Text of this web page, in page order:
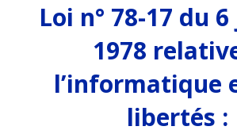
Loi n° 78-17 du
1978
l’informatique
libertés :